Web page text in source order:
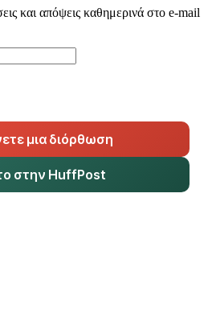
και απόψεις καθημερινά στο e-mail
μια διόρθωση
στην HuffPost